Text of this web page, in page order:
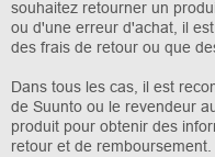
souhaitez retourner un
ou d'une erreur d'achat, il
des frais de retour ou que
Dans tous les cas, il est
de Suunto ou le revendeur
produit pour obtenir des
retour et de remboursement.